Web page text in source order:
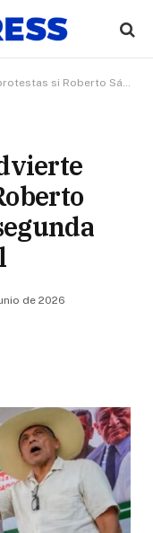
pierde la segunda vuelta presidencial
de 2026